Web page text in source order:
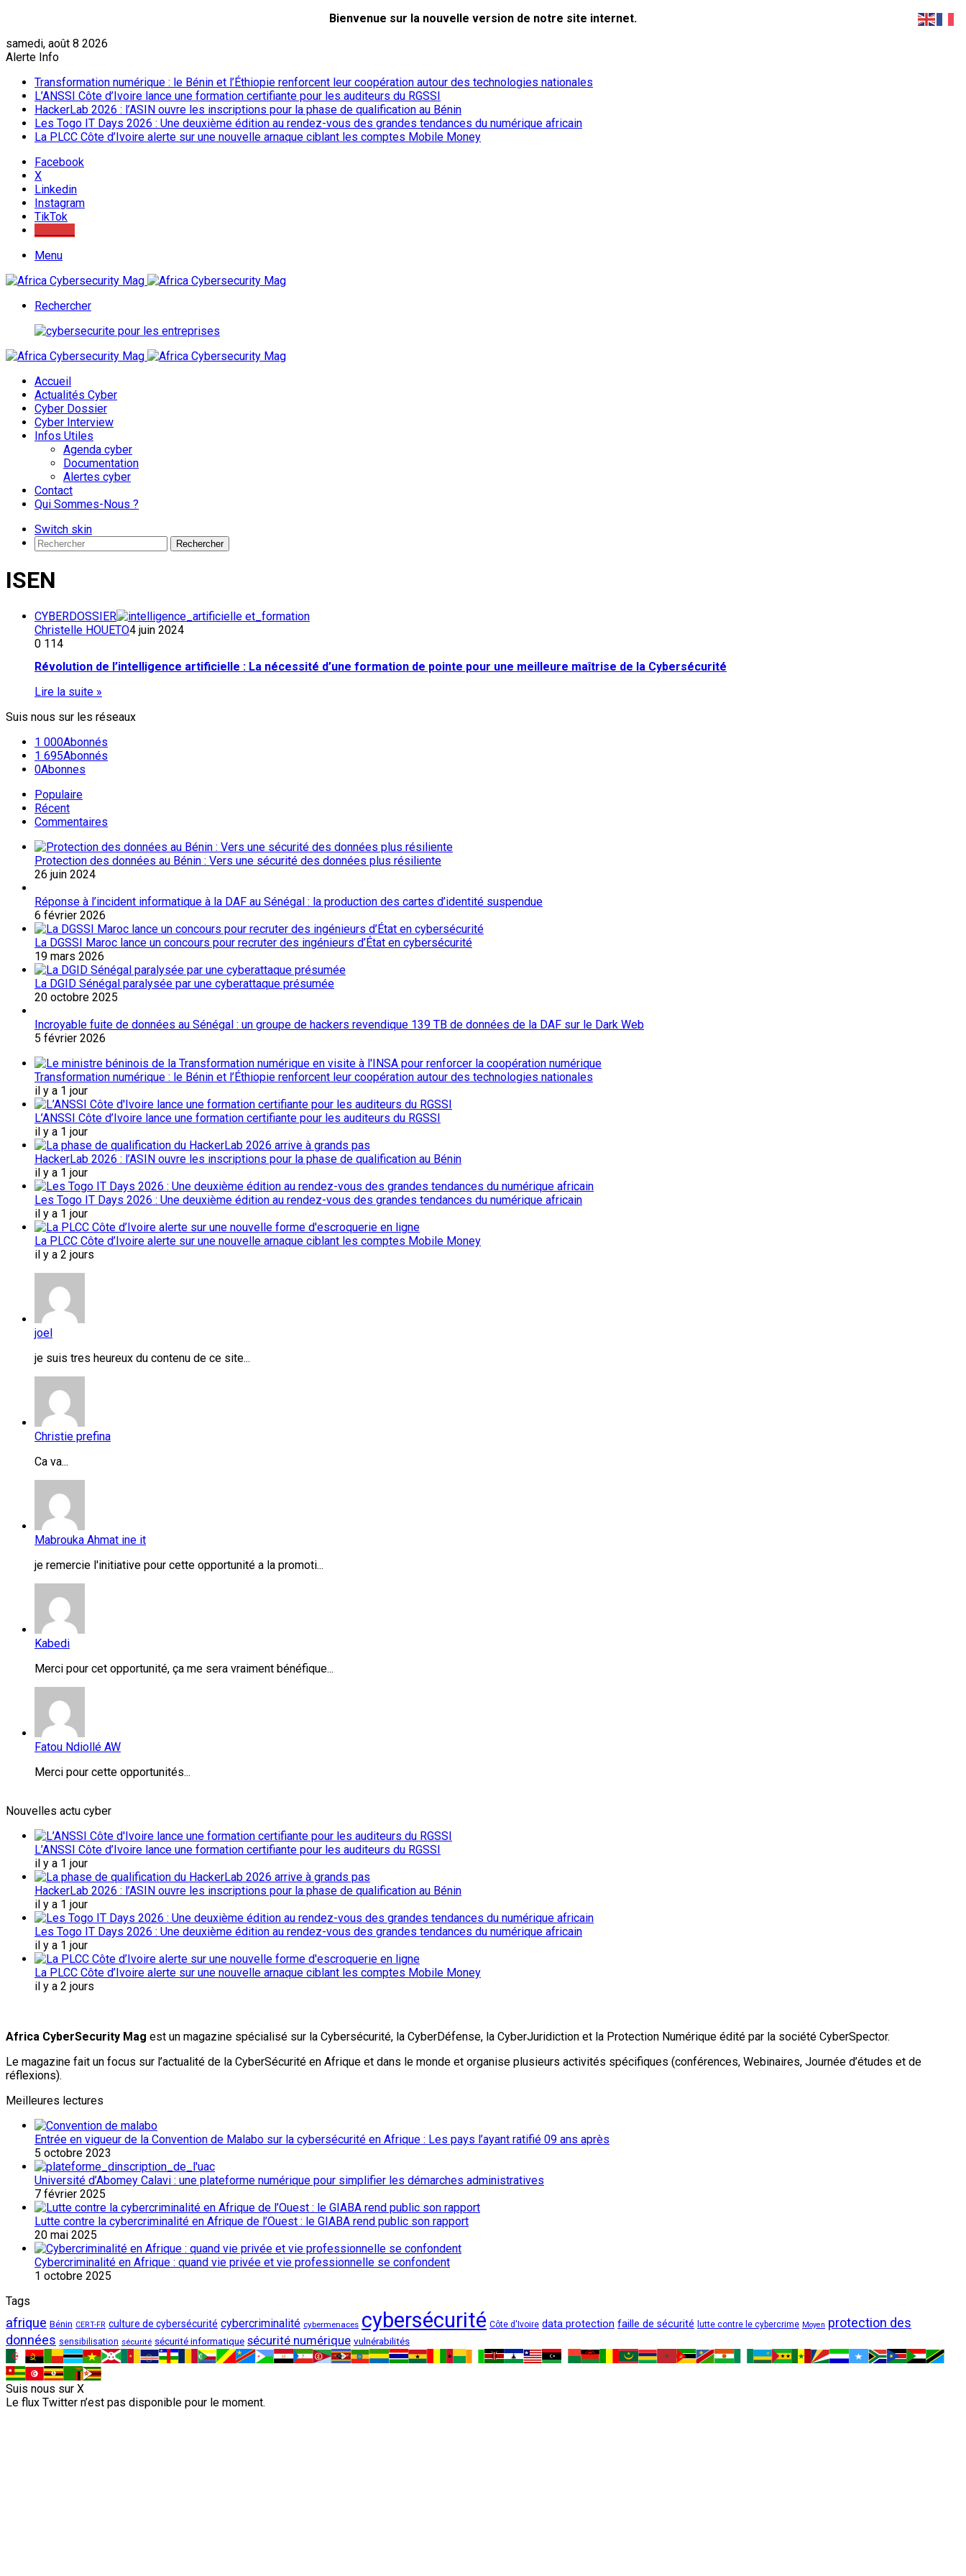
Bienvenue sur la nouvelle version de notre site internet.
samedi, août 8 2026
Alerte Info
Transformation numérique : le Bénin et l’Éthiopie renforcent leur coopération autour des technologies nationales
L’ANSSI Côte d’Ivoire lance une formation certifiante pour les auditeurs du RGSSI
HackerLab 2026 : l’ASIN ouvre les inscriptions pour la phase de qualification au Bénin
Les Togo IT Days 2026 : Une deuxième édition au rendez-vous des grandes tendances du numérique africain
La PLCC Côte d’Ivoire alerte sur une nouvelle arnaque ciblant les comptes Mobile Money
Facebook
X
Linkedin
Instagram
TikTok
Menu
Rechercher
Accueil
Actualités Cyber
Cyber Dossier
Cyber Interview
Infos Utiles
Agenda cyber
Documentation
Alertes cyber
Contact
Qui Sommes-Nous ?
Switch skin
Rechercher
ISEN
CYBERDOSSIER
Christelle HOUETO4 juin 2024
0 114
Révolution de l’intelligence artificielle : La nécessité d’une formation de pointe pour une meilleure maîtrise de la Cybersécurité
Lire la suite »
Suis nous sur les réseaux
1 000Abonnés
1 695Abonnés
0Abonnes
Populaire
Récent
Commentaires
Protection des données au Bénin : Vers une sécurité des données plus résiliente
26 juin 2024
Réponse à l’incident informatique à la DAF au Sénégal : la production des cartes d’identité suspendue
6 février 2026
La DGSSI Maroc lance un concours pour recruter des ingénieurs d’État en cybersécurité
19 mars 2026
La DGID Sénégal paralysée par une cyberattaque présumée
20 octobre 2025
Incroyable fuite de données au Sénégal : un groupe de hackers revendique 139 TB de données de la DAF sur le Dark Web
5 février 2026
Transformation numérique : le Bénin et l’Éthiopie renforcent leur coopération autour des technologies nationales
il y a 1 jour
L’ANSSI Côte d’Ivoire lance une formation certifiante pour les auditeurs du RGSSI
il y a 1 jour
HackerLab 2026 : l’ASIN ouvre les inscriptions pour la phase de qualification au Bénin
il y a 1 jour
Les Togo IT Days 2026 : Une deuxième édition au rendez-vous des grandes tendances du numérique africain
il y a 1 jour
La PLCC Côte d’Ivoire alerte sur une nouvelle arnaque ciblant les comptes Mobile Money
il y a 2 jours
joel
je suis tres heureux du contenu de ce site...
Christie prefina
Ca va...
Mabrouka Ahmat ine it
je remercie l'initiative pour cette opportunité a la promoti...
Kabedi
Merci pour cet opportunité, ça me sera vraiment bénéfique...
Fatou Ndiollé AW
Merci pour cette opportunités...
Nouvelles actu cyber
L’ANSSI Côte d’Ivoire lance une formation certifiante pour les auditeurs du RGSSI
il y a 1 jour
HackerLab 2026 : l’ASIN ouvre les inscriptions pour la phase de qualification au Bénin
il y a 1 jour
Les Togo IT Days 2026 : Une deuxième édition au rendez-vous des grandes tendances du numérique africain
il y a 1 jour
La PLCC Côte d’Ivoire alerte sur une nouvelle arnaque ciblant les comptes Mobile Money
il y a 2 jours
Africa CyberSecurity Mag est un magazine spécialisé sur la Cybersécurité, la CyberDéfense, la CyberJuridiction et la Protection Numérique édité par la société CyberSpector.
Le magazine fait un focus sur l’actualité de la CyberSécurité en Afrique et dans le monde et organise plusieurs activités spécifiques (conférences, Webinaires, Journée d’études et de
réflexions).
Meilleures lectures
Entrée en vigueur de la Convention de Malabo sur la cybersécurité en Afrique : Les pays l’ayant ratifié 09 ans après
5 octobre 2023
Université d’Abomey Calavi : une plateforme numérique pour simplifier les démarches administratives
7 février 2025
Lutte contre la cybercriminalité en Afrique de l’Ouest : le GIABA rend public son rapport
20 mai 2025
Cybercriminalité en Afrique : quand vie privée et vie professionnelle se confondent
1 octobre 2025
Tags
afrique Bénin CERT-FR culture de cybersécurité cybercriminalité cybermenaces cybersécurité Côte d'Ivoire data protection faille de sécurité lutte contre le cybercrime Moyen protection des
données sensibilisation sécurité sécurité informatique sécurité numérique vulnérabilités
Suis nous sur X
Le flux Twitter n’est pas disponible pour le moment.